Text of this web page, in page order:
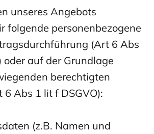
unseres Angebots
folgende personenbezogene
(Art 6 Abs
oder auf der Grundlage
berechtigten
6 Abs 1 lit f DSGVO):
(z.B. Namen und